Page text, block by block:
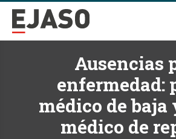
Ausencias
enfermedad:
médico de baja
médico de